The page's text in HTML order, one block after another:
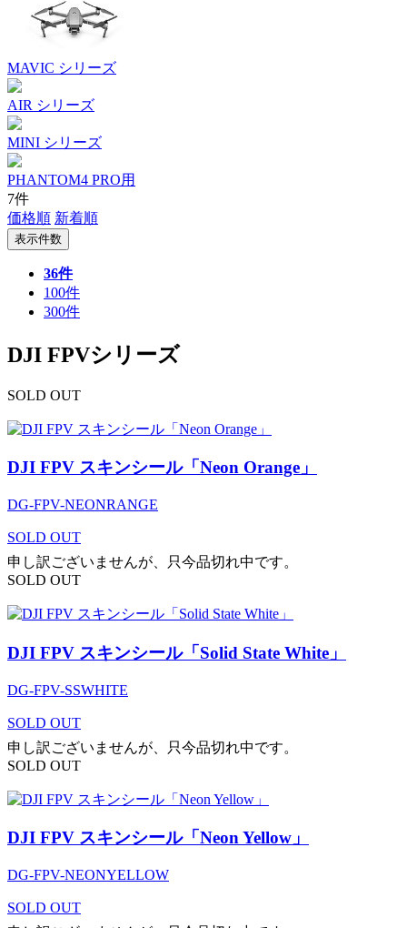
MAVIC シリーズ
AIR シリーズ
MINI シリーズ
PHANTOM4 PRO用
7件
価格順 新着順
表示件数
36件
100件
300件
DJI FPVシリーズ
SOLD OUT
DJI FPV スキンシール「Neon Orange」
DG-FPV-NEONRANGE
SOLD OUT
申し訳ございませんが、只今品切れ中です。
SOLD OUT
DJI FPV スキンシール「Solid State White」
DG-FPV-SSWHITE
SOLD OUT
申し訳ございませんが、只今品切れ中です。
SOLD OUT
DJI FPV スキンシール「Neon Yellow」
DG-FPV-NEONYELLOW
SOLD OUT